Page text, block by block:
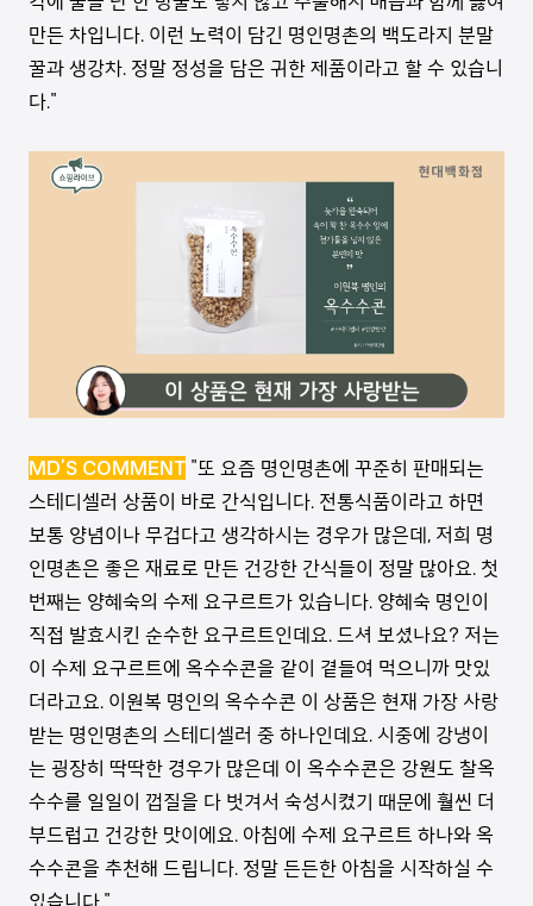
만든 차입니다. 이런 노력이 담긴 명인명촌의 백도라지 분말
꿀과 생강차. 정말 정성을 담은 귀한 제품이라고 할 수 있습니
다."
MD’S COMMENT "또 요즘 명인명촌에 꾸준히 판매되는
스테디셀러 상품이 바로 간식입니다. 전통식품이라고 하면
보통 양념이나 무겁다고 생각하시는 경우가 많은데, 저희 명
인명촌은 좋은 재료로 만든 건강한 간식들이 정말 많아요. 첫
번째는 양혜숙의 수제 요구르트가 있습니다. 양혜숙 명인이
직접 발효시킨 순수한 요구르트인데요. 드셔 보셨나요? 저는
이 수제 요구르트에 옥수수콘을 같이 곁들여 먹으니까 맛있
더라고요. 이원복 명인의 옥수수콘 이 상품은 현재 가장 사랑
받는 명인명촌의 스테디셀러 중 하나인데요. 시중에 강냉이
는 굉장히 딱딱한 경우가 많은데 이 옥수수콘은 강원도 찰옥
수수를 일일이 껍질을 다 벗겨서 숙성시켰기 때문에 훨씬 더
부드럽고 건강한 맛이에요. 아침에 수제 요구르트 하나와 옥
수수콘을 추천해 드립니다. 정말 든든한 아침을 시작하실 수